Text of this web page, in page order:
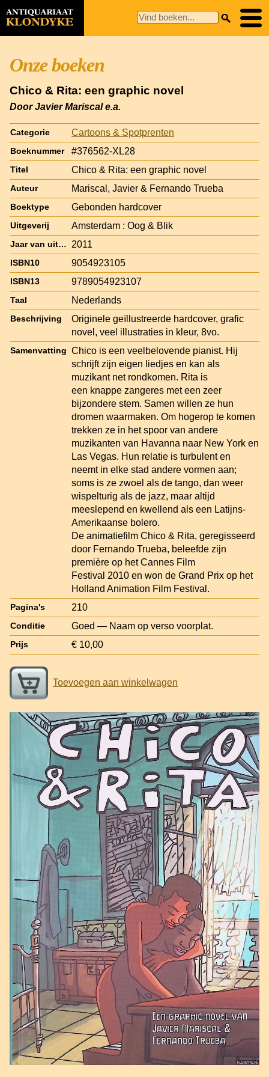
Onze boeken
Chico & Rita: een graphic novel
Door Javier Mariscal e.a.
Categorie Cartoons & Spotprenten
Boeknummer #376562-XL28
Titel Chico & Rita: een graphic novel
Auteur Mariscal, Javier & Fernando Trueba
Boektype Gebonden hardcover
Uitgeverij Amsterdam : Oog & Blik
Jaar van uitgave 2011
ISBN10 9054923105
ISBN13 9789054923107
Taal Nederlands
Beschrijving
Originele geïllustreerde hardcover, grafic
novel, veel illustraties in kleur, 8vo.
Samenvatting Chico is een veelbelovende pianist. Hij
schrijft zijn eigen liedjes en kan als
muzikant net rondkomen. Rita is
een knappe zangeres met een zeer
bijzondere stem. Samen willen ze hun
dromen waarmaken. Om hogerop te komen
trekken ze in het spoor van andere
muzikanten van Havanna naar New York en
Las Vegas. Hun relatie is turbulent en
neemt in elke stad andere vormen aan;
soms is ze zwoel als de tango, dan weer
wispelturig als de jazz, maar altijd
meeslepend en kwellend als een Latijns-
Amerikaanse bolero.
De animatiefilm Chico & Rita, geregisseerd
door Fernando Trueba, beleefde zijn
première op het Cannes Film
Festival 2010 en won de Grand Prix op het
Holland Animation Film Festival.
Pagina's 210
Conditie Goed — Naam op verso voorplat.
Prijs € 10,00
Toevoegen aan winkelwagen